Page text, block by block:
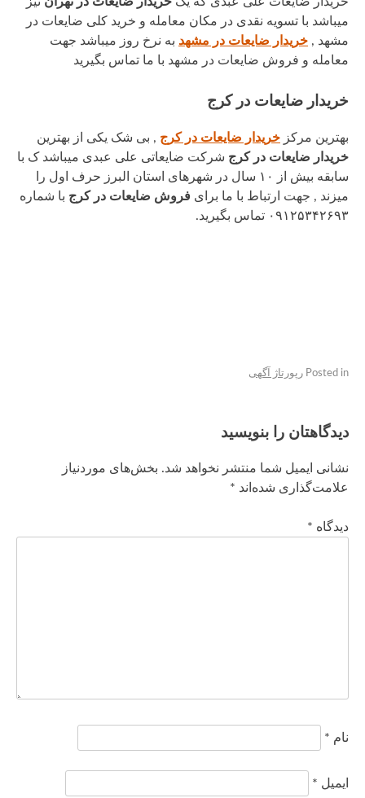
میباشد با تسویه نقدی در مکان معامله و خرید کلی ضایعات در
مشهد , خریدار ضایعات در مشهد به نرخ روز میباشد جهت
معامله و فروش ضایعات در مشهد با ما تماس بگیرید
خریدار ضایعات در کرج
بهترین مرکز خریدار ضایعات در کرج , بی شک یکی از بهترین
خریدار ضایعات در کرج شرکت ضایعاتی علی عبدی میباشد ک با
سابقه بیش از ۱۰ سال در شهرهای استان البرز حرف اول را
میزند , جهت ارتباط با ما برای فروش ضایعات در کرج با شماره
۰۹۱۲۵۳۴۲۶۹۳ تماس بگیرید.
Posted in رپورتاژ آگهی
دیدگاهتان را بنویسید
نشانی ایمیل شما منتشر نخواهد شد. بخش‌های موردنیاز
علامت‌گذاری شده‌اند *
دیدگاه *
نام *
ایمیل *